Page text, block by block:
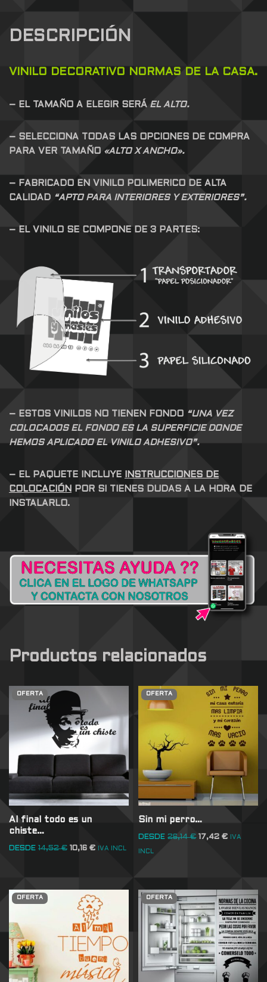
DESCRIPCIÓN
VINILO DECORATIVO NORMAS DE LA CASA.
– EL TAMAÑO A ELEGIR SERÁ EL ALTO.
– SELECCIONA TODAS LAS OPCIONES DE COMPRA
PARA VER TAMAÑO «ALTO X ANCHO».
– FABRICADO EN VINILO POLIMERICO DE ALTA
CALIDAD “APTO PARA INTERIORES Y EXTERIORES”.
– EL VINILO SE COMPONE DE 3 PARTES:
– ESTOS VINILOS NO TIENEN FONDO “UNA VEZ
COLOCADOS EL FONDO ES LA SUPERFICIE DONDE
HEMOS APLICADO EL VINILO ADHESIVO”.
– EL PAQUETE INCLUYE
INSTRUCCIONES DE
COLOCACIÓN
POR SI TIENES DUDAS A LA HORA DE
INSTALARLO.
Productos relacionados
OFERTA
Al final todo es un
chiste…
DESDE 14,52€ 10,16 € IVA INCL
OFERTA
Sin mi perro…
DESDE 26,14€ 17,42€ IVA
INCL
OFERTA OFERTA